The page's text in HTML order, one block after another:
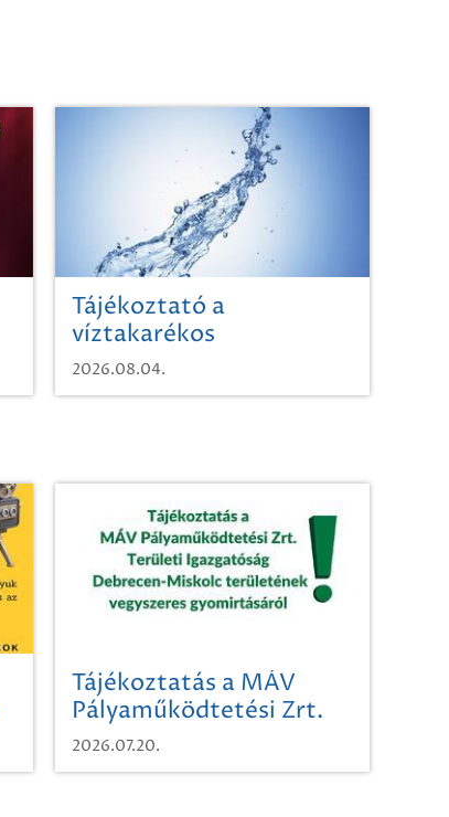
Tájékoztató a
víztakarékos
vízhasználatról
2026.08.04.
Tájékoztatás a MÁV
Pályaműködtetési Zrt.
Területi Igazgatóság
Debrecen-Miskolc
2026.07.20.